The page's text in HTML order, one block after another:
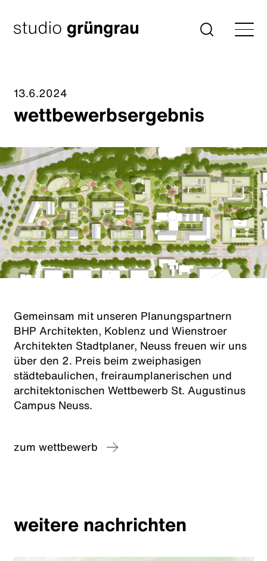
Inhalt
springen
Startseite Suche
13.6.2024
wettbewerbsergebnis
Gemeinsam mit unseren Planungspartnern
BHP Architekten, Koblenz und Wienstroer
Architekten Stadtplaner, Neuss freuen wir uns
über den 2. Preis beim zweiphasigen
städtebaulichen, freiraumplanerischen und
architektonischen Wettbewerb St. Augustinus
Campus Neuss.
zum wettbewerb
weitere nachrichten